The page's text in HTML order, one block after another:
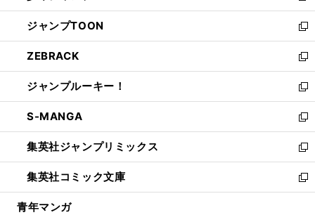
開
く
ウ
で
開
く
ン
ド
ウ
で
開
く
ウ
ィ
ン
ド
ウ
で
開
く
し
い
ウ
ィ
ン
ド
ウ
で
開
く
ジャンプTOON
新
し
い
ウ
ィ
ン
ド
ウ
で
開
く
ZEBRACK
新
し
い
ウ
ィ
ン
ド
ウ
で
開
ジャンプルーキー！
新
し
い
ウ
ィ
ン
ド
ウ
S-MANGA
新
し
い
ウ
ィ
ン
集英社ジャンプリミックス
新
し
い
ウ
集英社コミック文庫
新
し
青年マンガ